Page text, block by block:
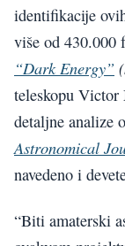
identifikacije
više od 430.000
“Dark Energy”
teleskopu
detaljne analize
Astronomical
navedeno i
“Biti amaterski